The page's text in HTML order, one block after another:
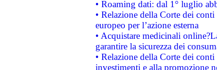
• Roaming dati: dal 1° luglio
• Relazione della Corte dei
europeo per l’azione esterna
• Acquistare medicinali
garantire la sicurezza dei
• Relazione della Corte dei
investimenti e alla promozione